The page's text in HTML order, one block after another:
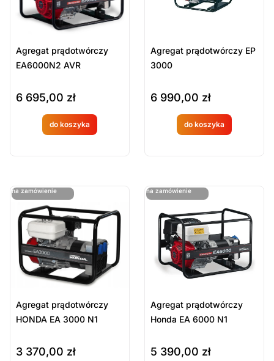
Agregat prądotwórczy
EA6000N2 AVR
6 695,00 zł
do koszyka
Produkt
na
zamówien
ie
Agregat prądotwórczy EP
3000
6 990,00 zł
do koszyka
Produkt
na
zamówien
ie
na zamówienie
ostatnie sztuki
Agregat prądotwórczy
HONDA EA 3000 N1
3 370,00 zł
na zamówienie
ostatnie sztuki
Agregat prądotwórczy
Honda EA 6000 N1
5 390,00 zł